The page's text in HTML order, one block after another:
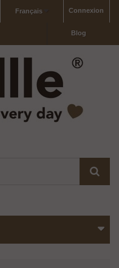
Connexion
Français
Blog